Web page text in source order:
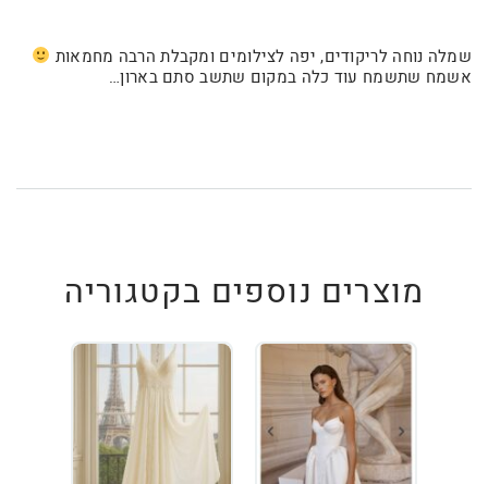
שמלה נוחה לריקודים, יפה לצילומים ומקבלת הרבה מחמאות
אשמח שתשמח עוד כלה במקום שתשב סתם בארון…
מוצרים נוספים בקטגוריה